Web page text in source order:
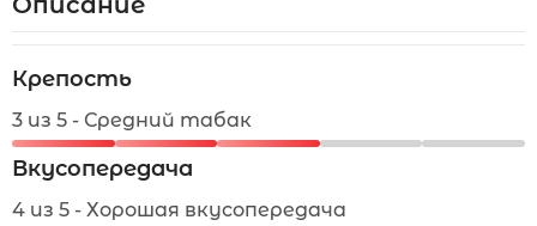
Крепость
3 из 5 - Средний табак
Вкусопередача
4 из 5 - Хорошая вкусопередача